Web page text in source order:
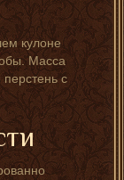
кулоне
Масса
с